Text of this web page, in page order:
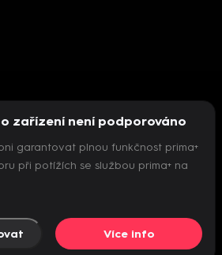
se inicializovat přehrávač
zařízení není podporováno
garantovat plnou funkčnost prima+
při potížích se službou prima+ na
Více info